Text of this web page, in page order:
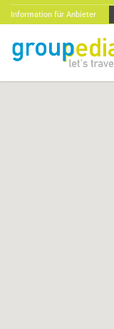
Information für Anbieter